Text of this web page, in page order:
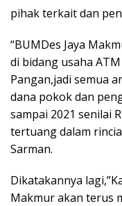
pihak terkait dan
“BUMDes Jaya
di bidang usaha
Pangan,jadi semua
dana pokok dan
sampai 2021 senilai
tertuang dalam
Sarman.
Dikatakannya
Makmur akan terus